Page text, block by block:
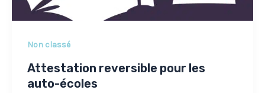
Non classé
Attestation reversible pour les
auto-écoles